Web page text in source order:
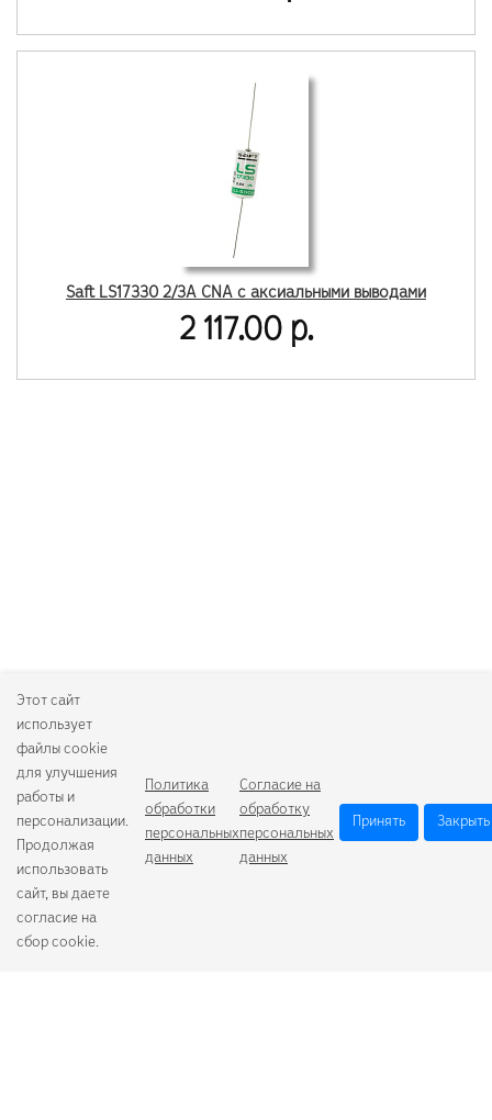
Saft LS17330 2/3A CNA с аксиальными выводами
2 117.00 р.
Этот сайт
использует
файлы cookie
для улучшения
работы и
персонализации.
Продолжая
использовать
сайт, вы даете
согласие на
сбор cookie.
Политика
обработки
персональных
данных
Согласие на
обработку
персональных
данных
Принять Закрыть